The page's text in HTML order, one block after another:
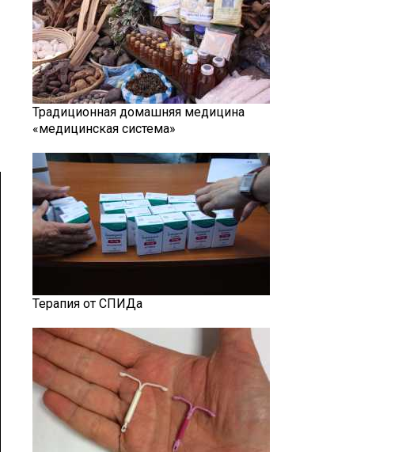
Традиционная домашняя медицина
«медицинская система»
Терапия от СПИДа